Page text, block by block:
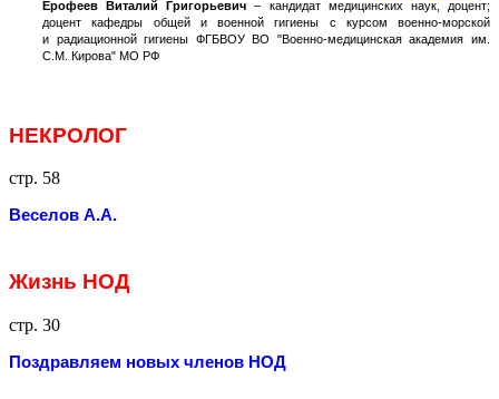
Ерофеев Виталий Григорьевич– кандидат медицинских наук, доцент;
доцент кафедры общей и военной гигиены с курсом военно-морской
и радиационной гигиены ФГБВОУ ВО "Военно-медицинская академия им.
С.М. Кирова" МО РФ
НЕКРОЛОГ
стр. 58
Веселов А.А.
Жизнь НОД
стр. 30
Поздравляем новых членов НОД